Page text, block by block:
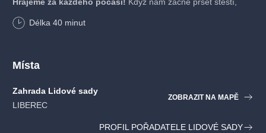
Délka 40 minut
Místa
Zahrada Lidové sady
LIBEREC
ZOBRAZIT NA MAPĚ
PROFIL POŘADATELE LIDOVÉ SADY